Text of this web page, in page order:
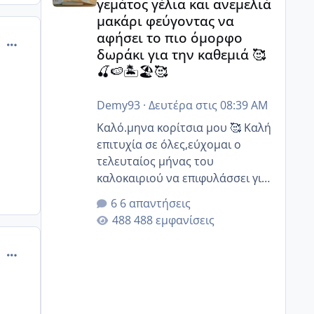
comment_500035
comment_500038
γεμάτος γέλια και ανεμελιά
μακάρι φεύγοντας να
αφήσει το πιο όμορφο
δωράκι για την καθεμιά 🥰
🍒🍉🏝️🏖️🥰
Demy93· Δευτέρα στις 08:39 AM
Καλό.μηνα κορίτσια μου 🥰 Καλή
επιτυχία σε όλες,εύχομαι ο
τελευταίος μήνας του
καλοκαιριού να επιφυλάσσει για
όλες σας την πιο όμορφη
έκπληξη 🧿 @Elk @Melikara86
@Παρασκευαιδου @Zenia z
6 απαντήσεις
488 εμφανίσεις